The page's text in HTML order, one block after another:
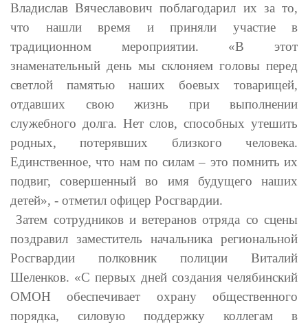
Владислав Вячеславович поблагодарил их за то,
что нашли время и приняли участие в
традиционном мероприятии. «В этот
знаменательный день мы склоняем головы перед
светлой памятью наших боевых товарищей,
отдавших свою жизнь при выполнении
служебного долга. Нет слов, способных утешить
родных, потерявших близкого человека.
Единственное, что нам по силам – это помнить их
подвиг, совершенный во имя будущего наших
детей», - отметил офицер Росгвардии.
Затем сотрудников и ветеранов отряда со сцены
поздравил заместитель начальника региональной
Росгвардии полковник полиции Виталий
Шеленков. «С первых дней создания челябинский
ОМОН обеспечивает охрану общественного
порядка, силовую поддержку коллегам в